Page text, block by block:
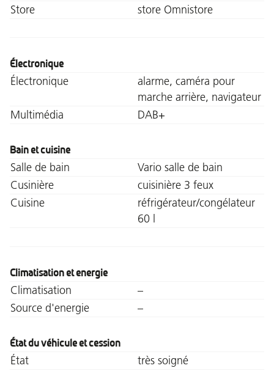
Store
store Omnistore
Électronique
Électronique
alarme, caméra pour
marche arrière, navigateur
Multimédia
DAB+
Bain et cuisine
Salle de bain
Vario salle de bain
Cusinière
cuisinière 3 feux
Cuisine
réfrigérateur/congélateur
60 l
Climatisation et energie
Climatisation
–
Source d'energie
–
État du véhicule et cession
État
très soigné